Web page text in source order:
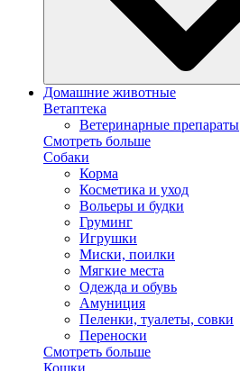
Домашние животные
Ветаптека
Ветеринарные препараты
Смотреть больше
Собаки
Корма
Косметика и уход
Вольеры и будки
Груминг
Игрушки
Миски, поилки
Мягкие места
Одежда и обувь
Амуниция
Пеленки, туалеты, совки
Переноски
Смотреть больше
Кошки